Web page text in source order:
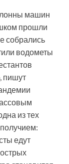
машин
прошли
собрались
водометы
пишут
из тех
едут